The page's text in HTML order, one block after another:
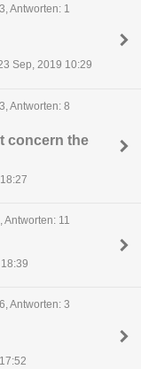
Antworten: 1
Sep, 2019 10:29
Antworten: 8
concern the
Antworten: 11
Antworten: 3